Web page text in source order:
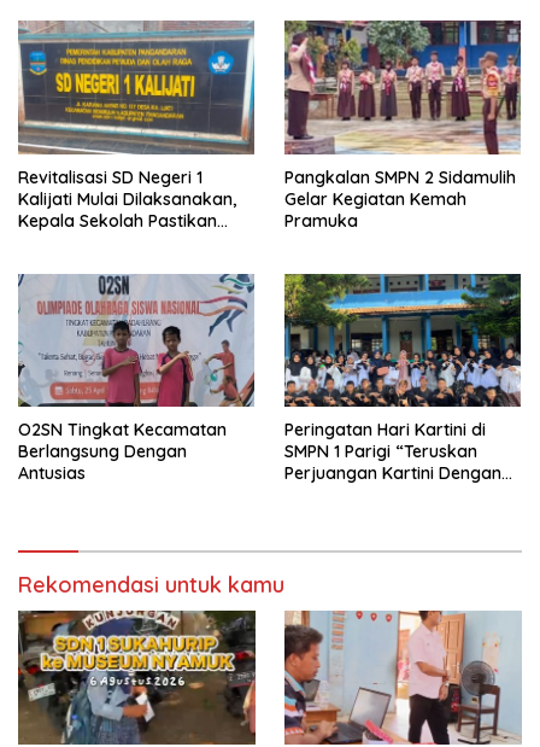
Revitalisasi SD Negeri 1
Kalijati Mulai Dilaksanakan,
Kepala Sekolah Pastikan
Pangkalan SMPN 2 Sidamulih
Gelar Kegiatan Kemah
Pramuka
O2SN Tingkat Kecamatan
Berlangsung Dengan
Antusias
Peringatan Hari Kartini di
SMPN 1 Parigi “Teruskan
Perjuangan Kartini Dengan
Rekomendasi untuk kamu